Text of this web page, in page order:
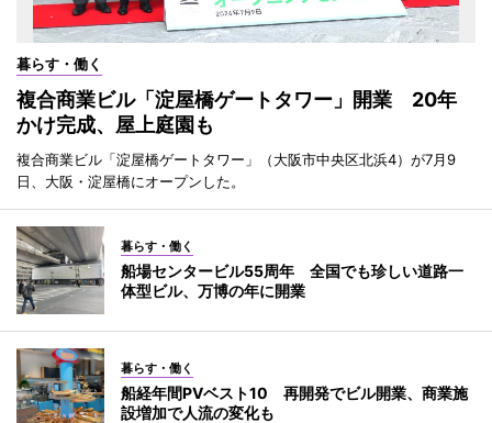
暮らす・働く
複合商業ビル「淀屋橋ゲートタワー」開業 20年
かけ完成、屋上庭園も
複合商業ビル「淀屋橋ゲートタワー」（大阪市中央区北浜4）が7月9
日、大阪・淀屋橋にオープンした。
暮らす・働く
船場センタービル55周年 全国でも珍しい道路一
体型ビル、万博の年に開業
暮らす・働く
船経年間PVベスト10 再開発でビル開業、商業施
設増加で人流の変化も